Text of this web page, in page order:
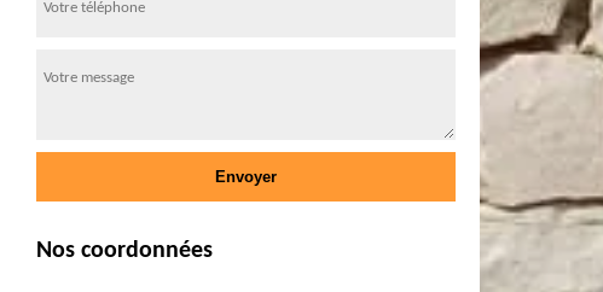
Nos coordonnées